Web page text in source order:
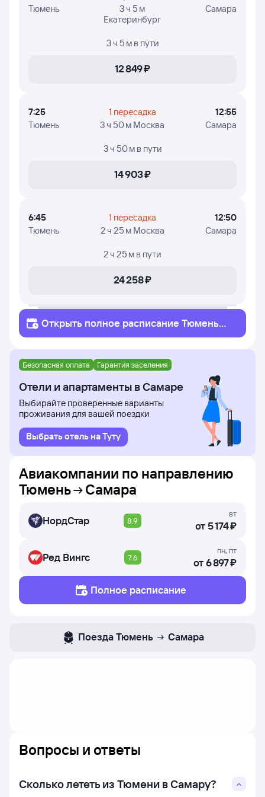
Тюмень
3 ч 5 м
Екатеринбург
Самара
3 ч 5 м в пути
12 ⁠849 ⁠₽
7:25
Тюмень
1 пересадка
3 ч 50 м Москва
12:55
Самара
3 ч 50 м в пути
14 ⁠903 ⁠₽
6:45
Тюмень
1 пересадка
2 ч 25 м Москва
12:50
Самара
2 ч 25 м в пути
24 ⁠258 ⁠₽
Открыть полное расписание Тюмень
Самара
Безопасная оплата Гарантия заселения
Отели и апартаменты в Самаре
Выбирайте проверенные варианты
проживания для вашей поездки
Выбрать отель на Туту
Авиакомпании по направлению
Тюмень
Самара
НордСтар 8.9
вт
от 5 ⁠174 ⁠₽
Ред Вингс 7.6
пн, пт
от6 ⁠897 ⁠₽
Полное расписание
Поезда Тюмень Самара
Вопросы и ответы
Сколько лететь из Тюмени в Самару?